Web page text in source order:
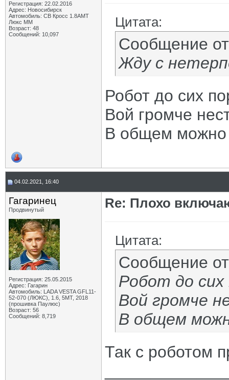
Регистрация: 22.02.2016
Адрес: Новосибирск
Автомобиль: СВ Кросс 1.8АМТ
Люкс ММ
Возраст: 48
Сообщений: 10,097
Цитата:
Сообщение
Жду с
Робот до сих
Вой громче
В общем можно
04.02.2021, 16:40
Гагаринец
Продвинутый
Регистрация: 25.05.2015
Адрес: Гагарин
Автомобиль: LADA VESTA GFL11-
52-070 (ЛЮКС), 1.6, 5МТ, 2018
(прошивка Паулюс)
Возраст: 56
Сообщений: 8,719
Re: Плохо
Цитата:
Сообщение
Робот до сих
Вой громче
В общем
Так с роботом